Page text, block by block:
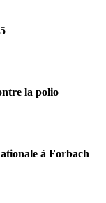
la polio
à Forbach